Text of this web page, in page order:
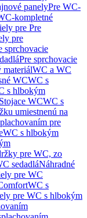
panelyPre WC-
kompletné
pre Pre
pre
sprchovacie
Pre sprchovacie
materiálWC a WC
WCWC s
s hlbokým
WCWC s
umiestnenú na
pre
WC s hlbokým
pre WC, zo
sedadláNáhradné
pre WC
WC s
pre WC s hlbokým